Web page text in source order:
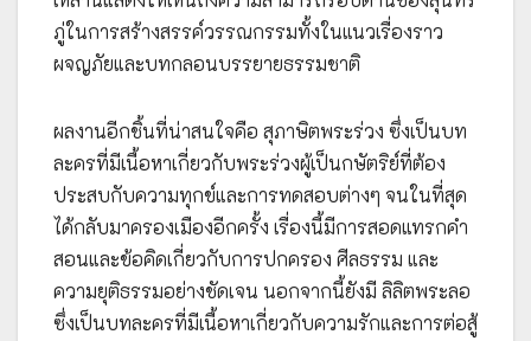
ภู่ในการสร้างสรรค์วรรณกรรมทั้งในแนวเรื่องราว
ผจญภัยและบทกลอนบรรยายธรรมชาติ
ผลงานอีกชิ้นที่น่าสนใจคือ สุภาษิตพระร่วง ซึ่งเป็นบท
ละครที่มีเนื้อหาเกี่ยวกับพระร่วงผู้เป็นกษัตริย์ที่ต้อง
ประสบกับความทุกข์และการทดสอบต่างๆ จนในที่สุด
ได้กลับมาครองเมืองอีกครั้ง เรื่องนี้มีการสอดแทรกคำ
สอนและข้อคิดเกี่ยวกับการปกครอง ศีลธรรม และ
ความยุติธรรมอย่างชัดเจน นอกจากนี้ยังมี ลิลิตพระลอ
ซึ่งเป็นบทละครที่มีเนื้อหาเกี่ยวกับความรักและการต่อสู้